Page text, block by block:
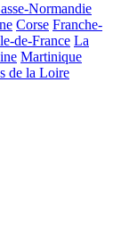
Normandie
Corse Franche-
de-France La
Martinique
de la Loire